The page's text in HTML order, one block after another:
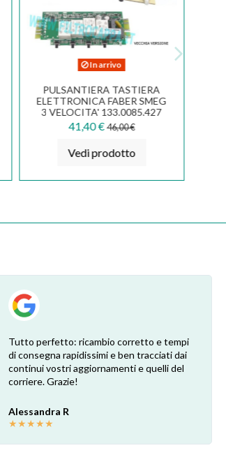
In arrivo
PULSANTIERA TASTIERA
ELETTRONICA FABER SMEG
3 VELOCITA' 133.0085.427
41,40 €46,00 €
Vedi prodotto
Tutto perfetto: ricambio corretto e tempi
di consegna rapidissimi e ben tracciati dai
continui vostri aggiornamenti e quelli del
corriere. Grazie!
Alessandra R
★★★★★